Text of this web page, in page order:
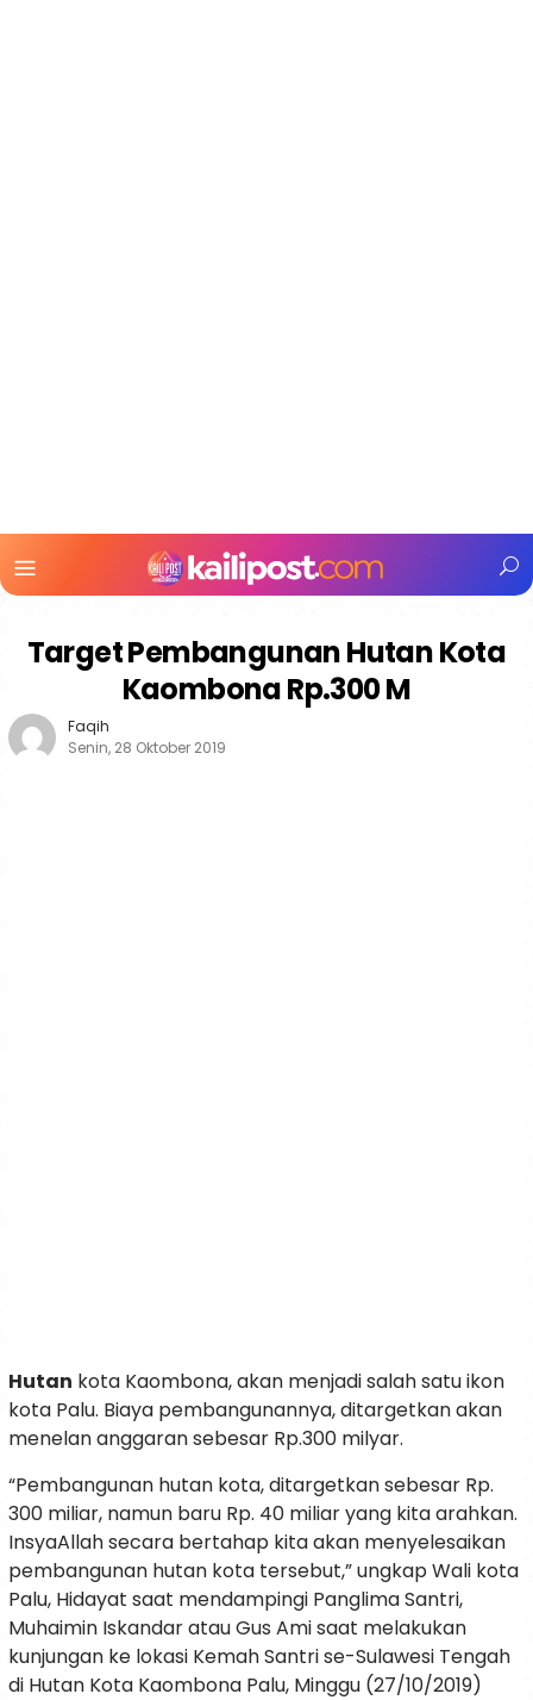
Mobile
Target Pembangunan Hutan Kota
Kaombona Rp.300 M
Faqih
Senin, 28 Oktober 2019
Hutan kota Kaombona, akan menjadi salah satu ikon
kota Palu. Biaya pembangunannya, ditargetkan akan
menelan anggaran sebesar Rp.300 milyar.
“Pembangunan hutan kota, ditargetkan sebesar Rp.
300 miliar, namun baru Rp. 40 miliar yang kita arahkan.
InsyaAllah secara bertahap kita akan menyelesaikan
pembangunan hutan kota tersebut,” ungkap Wali kota
Palu, Hidayat saat mendampingi Panglima Santri,
Muhaimin Iskandar atau Gus Ami saat melakukan
kunjungan ke lokasi Kemah Santri se-Sulawesi Tengah
di Hutan Kota Kaombona Palu, Minggu (27/10/2019)